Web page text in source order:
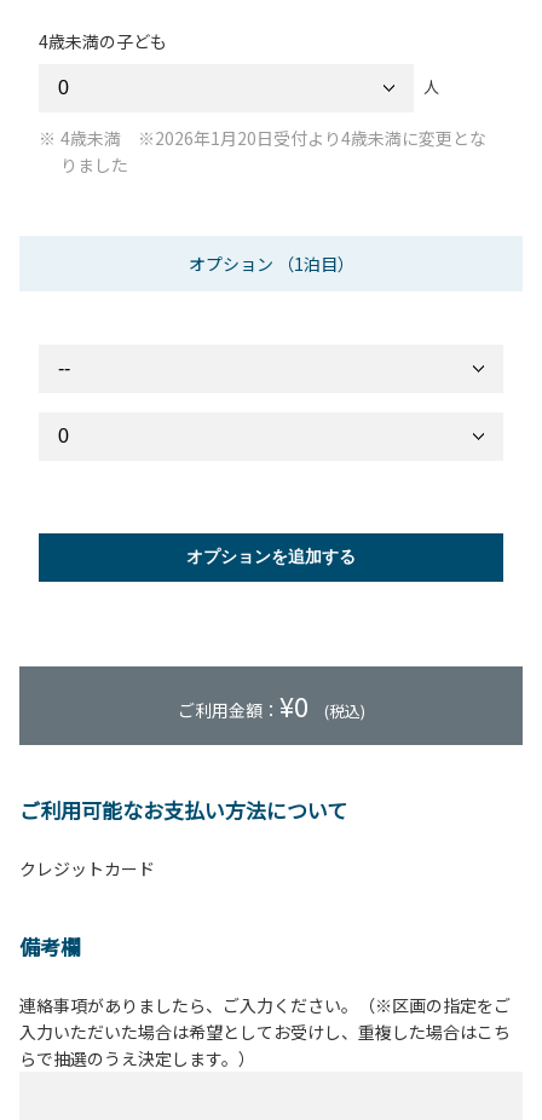
4歳未満の子ども
人
4歳未満 ※2026年1月20日受付より4歳未満に変更とな
りました
オプション （1泊目）
オプションを追加する
ご利用金額： ¥0 (税込)
ご利用可能なお支払い方法について
クレジットカード
備考欄
連絡事項がありましたら、ご入力ください。（※区画の指定をご
入力いただいた場合は希望としてお受けし、重複した場合はこち
らで抽選のうえ決定します。）